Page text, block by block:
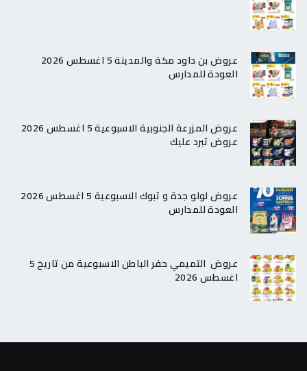
عروض بن داود مكة والمدينة 5 اغسطس 2026
العودة للمدارس
عروض المزرعة الجنوبية الاسبوعية 5 اغسطس 2026
عروض تبرد عليك
عروض لولو جدة و تبوك الاسبوعية 5 اغسطس 2026
العودة للمدارس
عروض التميمي حفر الباطن الاسبوعية من تاريخ 5
اغسطس 2026